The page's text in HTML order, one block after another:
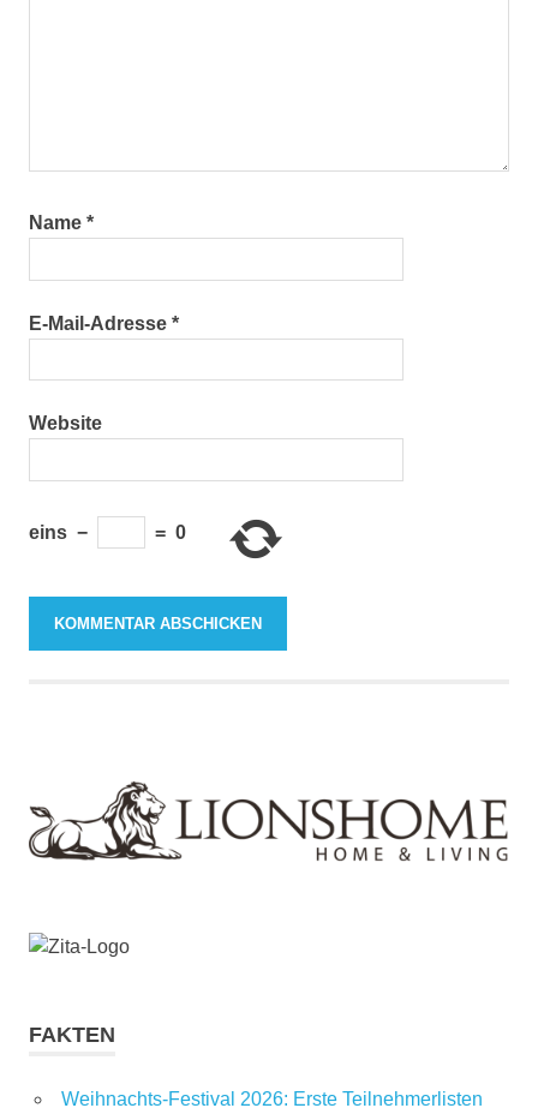
Name *
E-Mail-Adresse *
Website
eins − = 0
FAKTEN
Weihnachts-Festival 2026: Erste Teilnehmerlisten